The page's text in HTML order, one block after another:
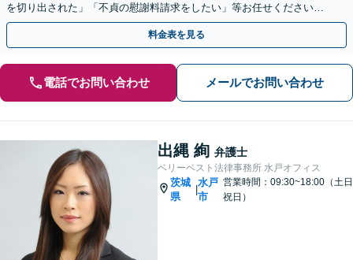
を切り出された」「不貞の慰謝料請求をしたい」等お任せください。
【リーズナブルな料金設定】
料金表を見る
電話でお問い合わせ メールでお問い合わせ
出縄 絢 弁護士
ベリーベスト法律事務所 水戸オフィス
茨城
県
|
水戸
市
営業時間：09:30~18:00（土日
祝日）